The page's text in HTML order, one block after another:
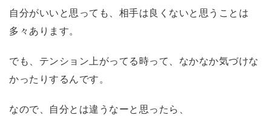
自分がいいと思っても、相手は良くないと思うことは
多々あります。
でも、テンション上がってる時って、なかなか気づけな
かったりするんです。
なので、自分とは違うなーと思ったら、